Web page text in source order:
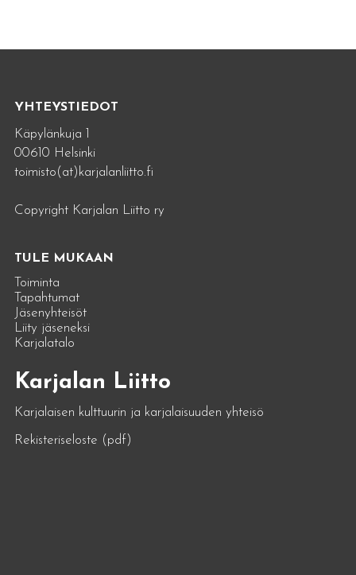
YHTEYSTIEDOT
Käpylänkuja 1
00610 Helsinki
toimisto(at)karjalanliitto.fi
Copyright Karjalan Liitto ry
TULE MUKAAN
Toiminta
Tapahtumat
Jäsenyhteisöt
Liity jäseneksi
Karjalatalo
Karjalan Liitto
Karjalaisen kulttuurin ja karjalaisuuden yhteisö
Rekisteriseloste (pdf)